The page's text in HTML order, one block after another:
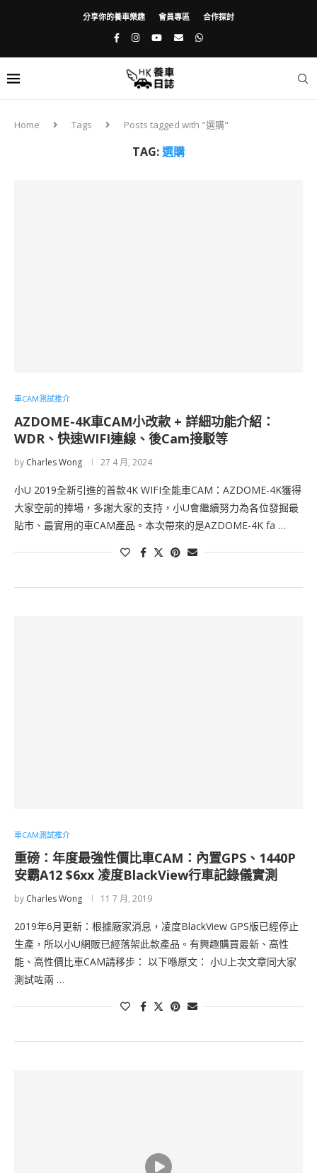
分享你的養車樂趣 會員專區 合作探討
Home Tags Posts tagged with "選購"
TAG:選購
車CAM測試推介
AZDOME-4K車CAM小改款 + 詳細功能介紹：
WDR、快速WIFI連線、後Cam接駁等
by Charles Wong 27 4 月, 2024
小U 2019全新引進的首款4K WIFI全能車CAM：AZDOME-4K獲得
大家空前的捧場，多謝大家的支持，小U會繼續努力為各位發掘最
貼市、最實用的車CAM產品。本次帶來的是AZDOME-4K fa …
車CAM測試推介
重磅：年度最強性價比車CAM：內置GPS、1440P
安霸A12 $6xx 凌度BlackView行車記錄儀實測
by Charles Wong 11 7 月, 2019
2019年6月更新：根據廠家消息，凌度BlackView GPS版已經停止
生產，所以小U網販已經落架此款產品。有興趣購買最新、高性
能、高性價比車CAM請移步： 以下喺原文： 小U上次文章同大家
測試咗兩 …